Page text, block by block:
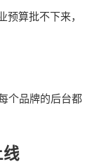
算批不下来，
个品牌的后台都
线